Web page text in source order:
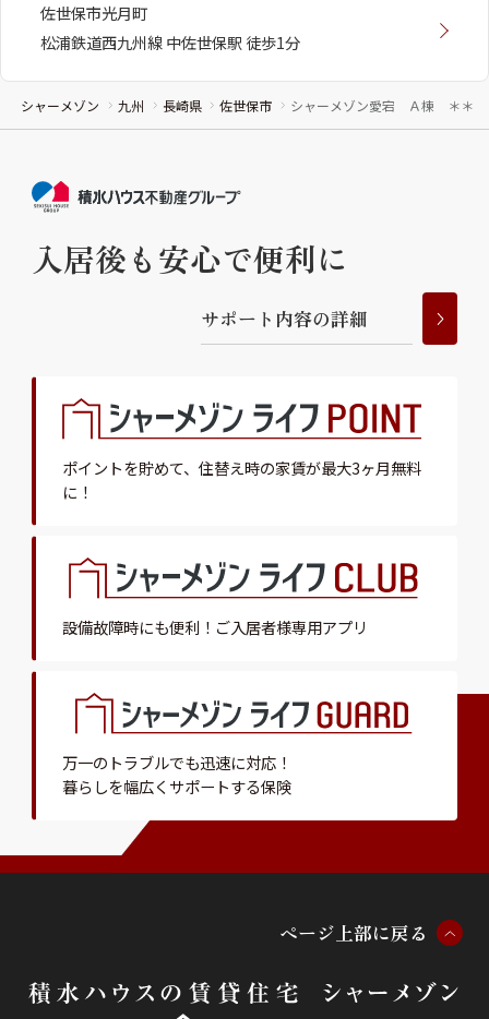
佐世保市光月町
松浦鉄道西九州線 中佐世保駅 徒歩1分
シャーメゾン 九州 長崎県 佐世保市 シャーメゾン愛宕 Ａ棟 ＊＊
入居後も安心で便利に
サポー ト 内容の詳細
ポイントを貯めて、 住替え時の家賃が最大3ヶ月無料
に！
設備故障時にも便利！ ご入居者様専用アプリ
万一のトラブルでも迅速に対応！
暮らしを幅広くサポートする保険
ページ 上部に戻る